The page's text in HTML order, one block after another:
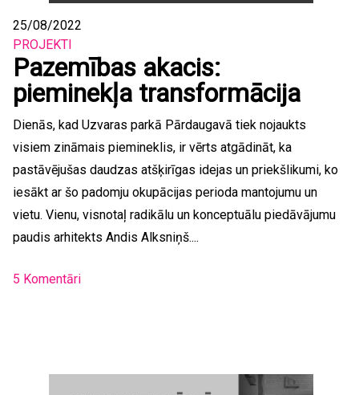
25/08/2022
PROJEKTI
Pazemības akacis:
pieminekļa transformācija
Dienās, kad Uzvaras parkā Pārdaugavā tiek nojaukts
visiem zināmais piemineklis, ir vērts atgādināt, ka
pastāvējušas daudzas atšķirīgas idejas un priekšlikumi, ko
iesākt ar šo padomju okupācijas perioda mantojumu un
vietu. Vienu, visnotaļ radikālu un konceptuālu piedāvājumu
paudis arhitekts Andis Alksniņš....
5 Komentāri